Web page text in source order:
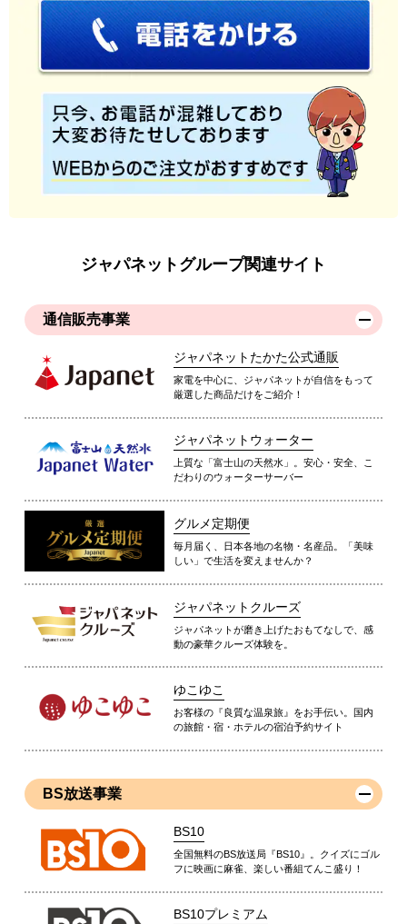
ジャパネットグループ関連サイト
通信販売事業
ジャパネットたかた公式通販
家電を中心に、ジャパネットが自信をもって
厳選した商品だけをご紹介！
ジャパネットウォーター
上質な「富士山の天然水」。安心・安全、こ
だわりのウォーターサーバー
グルメ定期便
毎月届く、日本各地の名物・名産品。「美味
しい」で生活を変えませんか？
ジャパネットクルーズ
ジャパネットが磨き上げたおもてなしで、感
動の豪華クルーズ体験を。
ゆこゆこ
お客様の『良質な温泉旅』をお手伝い。国内
の旅館・宿・ホテルの宿泊予約サイト
BS放送事業
BS10
全国無料のBS放送局『BS10』。クイズにゴル
フに映画に麻雀、楽しい番組てんこ盛り！
BS10プレミアム